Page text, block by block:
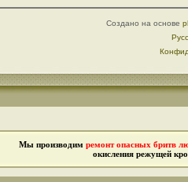
Создано на основе
Мы производим ремонт опасных бритв
окисления режущей